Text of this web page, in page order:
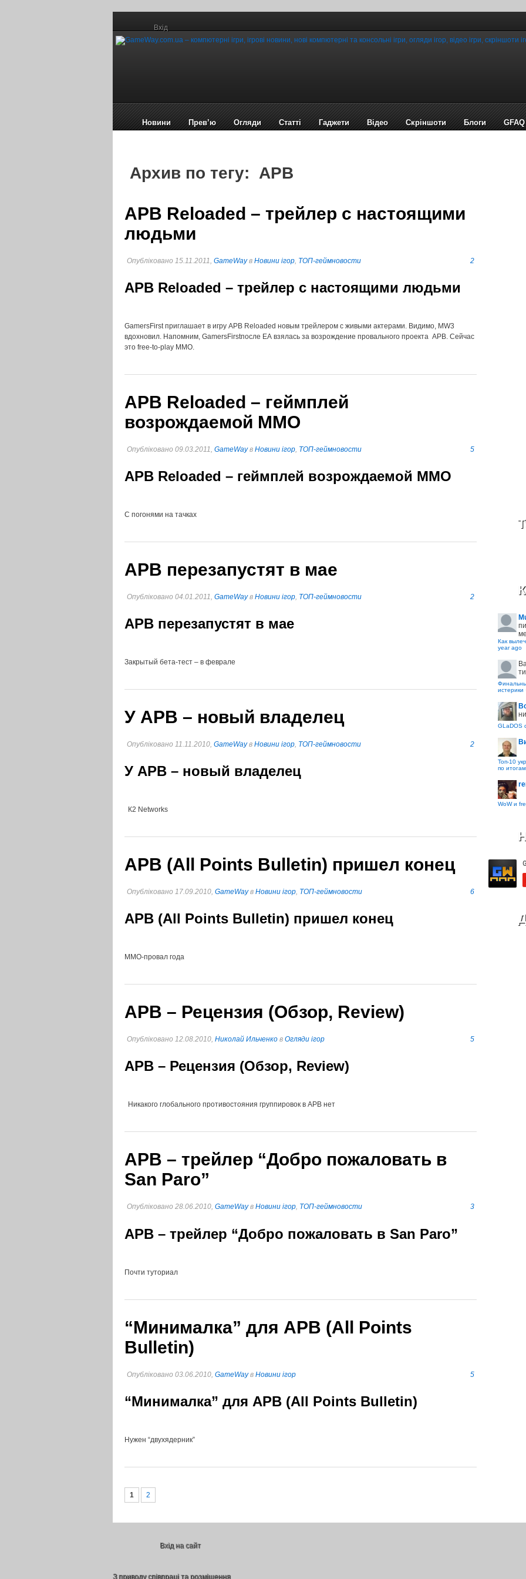
Вхід
Новини Прев’ю Огляди Статті Гаджети Відео Cкріншоти Блоги GFAQ
Архив по тегу: APB
APB Reloaded – трейлер с настоящими
людьми
Опубліковано 15.11.2011, GameWayв Новини ігор, ТОП-геймновости 2
APB Reloaded – трейлер с настоящими людьми
GamersFirst приглашает в игру APB Reloaded новым трейлером с живыми актерами. Видимо, MW3
вдохновил. Напомним, GamersFirstпосле ЕА взялась за возрождение провального проекта APB. Сейчас
это free-to-play MMO.
APB Reloaded – геймплей
возрождаемой ММО
Опубліковано 09.03.2011, GameWayв Новини ігор, ТОП-геймновости 5
APB Reloaded – геймплей возрождаемой ММО
С погонями на тачках
APB перезапустят в мае
Опубліковано 04.01.2011, GameWayв Новини ігор, ТОП-геймновости 2
APB перезапустят в мае
Закрытый бета-тест – в феврале
У APB – новый владелец
Опубліковано 11.11.2010, GameWayв Новини ігор, ТОП-геймновости 2
У APB – новый владелец
К2 Networks
APB (All Points Bulletin) пришел конец
Опубліковано 17.09.2010, GameWayв Новини ігор, ТОП-геймновости 6
APB (All Points Bulletin) пришел конец
ММО-провал года
APB – Рецензия (Обзор, Review)
Опубліковано 12.08.2010, Николай Ильченко в Огляди ігор 5
APB – Рецензия (Обзор, Review)
Никакого глобального противостояния группировок в АРВ нет
APB – трейлер “Добро пожаловать в
San Paro”
Опубліковано 28.06.2010, GameWayв Новини ігор, ТОП-геймновости 3
APB – трейлер “Добро пожаловать в San Paro”
Почти туториал
“Минималка” для APB (All Points
Bulletin)
Опубліковано 03.06.2010, GameWayв Новини ігор 5
“Минималка” для APB (All Points Bulletin)
Нужен “двухядерник”
1 2
Как
year ago
истерики
GLaDOS
Топ-10
по
WoW и
Вхід на сайт
З приводу співпраці та розміщення